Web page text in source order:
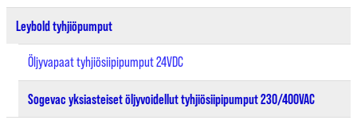
Leybold tyhjiöpumput
Öljyvapaat tyhjiösiipipumput 24VDC
Sogevac yksiasteiset öljyvoidellut tyhjiösiipipumput 230/400VAC